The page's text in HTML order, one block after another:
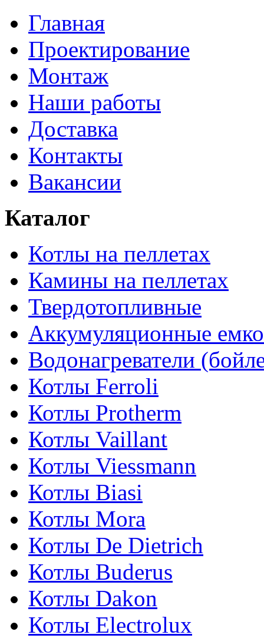
Главная
Проектирование
Монтаж
Наши работы
Доставка
Контакты
Вакансии
Каталог
Котлы на пеллетах
Камины на пеллетах
Твердотопливные
Аккумуляционные
Водонагреватели
Котлы Ferroli
Котлы Protherm
Котлы Vaillant
Котлы Viessmann
Котлы Biasi
Котлы Mora
Котлы De Dietrich
Котлы Buderus
Котлы Dakon
Котлы Electrolux